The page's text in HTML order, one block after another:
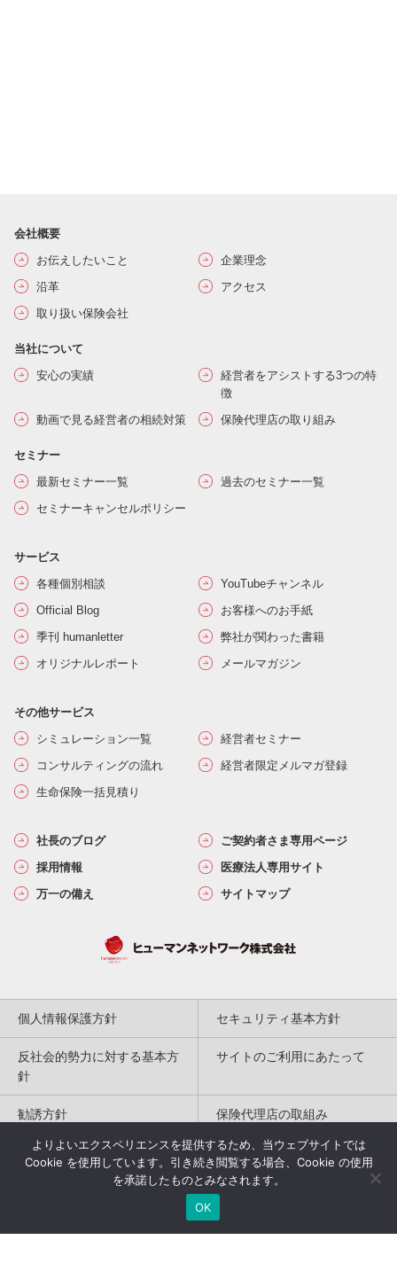
会社概要
お伝えしたいこと
企業理念
沿革
アクセス
取り扱い保険会社
当社について
安心の実績
経営者をアシストする3つの特
徴
動画で見る経営者の相続対策
保険代理店の取り組み
セミナー
最新セミナー一覧
過去のセミナー一覧
セミナーキャンセルポリシー
サービス
各種個別相談
YouTubeチャンネル
Official Blog
お客様へのお手紙
季刊 humanletter
弊社が関わった書籍
オリジナルレポート
メールマガジン
その他サービス
シミュレーション一覧
経営者セミナー
コンサルティングの流れ
経営者限定メルマガ登録
生命保険一括見積り
社長のブログ
ご契約者さま専用ページ
採用情報
医療法人専用サイト
万一の備え
サイトマップ
個人情報保護方針 セキュリティ基本方針
反社会的勢力に対する基本方
針
サイトのご利用にあたって
勧誘方針 保険代理店の取組み
特定商取引法に基づく表記
Copyright(c) 2004-2026
Humannetwork Inc. All rights reserved.
よりよいエクスペリエンスを提供するため、当ウェブサイトでは
Cookie を使用しています。引き続き閲覧する場合、Cookie の使用
を承諾したものとみなされます。
OK